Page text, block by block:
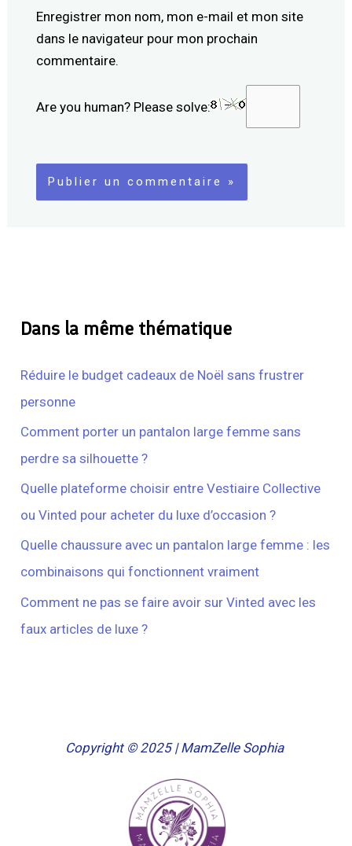
Enregistrer mon nom, mon e-mail et mon site
dans le navigateur pour mon prochain
commentaire.
Are you human? Please solve:
Dans la même thématique
Réduire le budget cadeaux de Noël sans frustrer
personne
Comment porter un pantalon large femme sans
perdre sa silhouette ?
Quelle plateforme choisir entre Vestiaire Collective
ou Vinted pour acheter du luxe d’occasion ?
Quelle chaussure avec un pantalon large femme : les
combinaisons qui fonctionnent vraiment
Comment ne pas se faire avoir sur Vinted avec les
faux articles de luxe ?
Copyright © 2025 | MamZelle Sophia